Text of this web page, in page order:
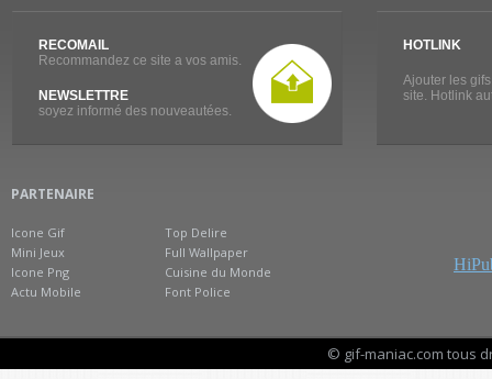
RECOMAIL
Recommandez ce site a vos amis.
NEWSLETTRE
soyez informé des nouveautées.
HOTLINK
Ajouter les
site. Hotlink
PARTENAIRE
Icone Gif
Mini Jeux
Icone Png
Actu Mobile
Top Delire
Full Wallpaper
Cuisine du Monde
Font Police
© gif-maniac.com tous